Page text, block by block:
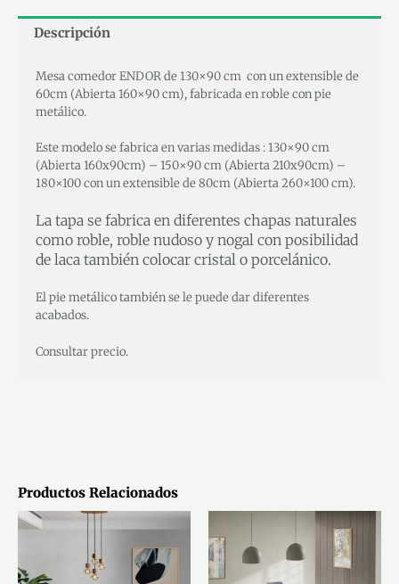
Descripción
Mesa comedor ENDOR de 130×90 cm con un extensible de
60cm (Abierta 160×90 cm), fabricada en roble con pie
metálico.
Este modelo se fabrica en varias medidas : 130×90 cm
(Abierta 160x90cm) – 150×90 cm (Abierta 210x90cm) –
180×100 con un extensible de 80cm (Abierta 260×100 cm).
La tapa se fabrica en diferentes chapas naturales
como roble, roble nudoso y nogal con posibilidad
de laca también colocar cristal o porcelánico.
El pie metálico también se le puede dar diferentes
acabados.
Consultar precio.
Productos Relacionados